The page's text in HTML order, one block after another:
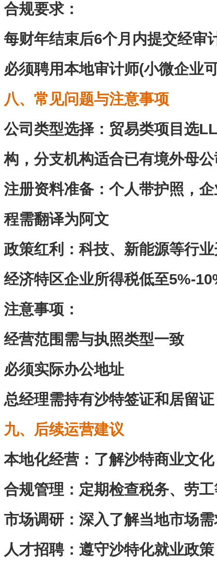
合规要求‌：
每财年结束后6个月内提交经审
必须聘用本地审计师(小微企业
八、常见问题与注意事项
公司类型选择‌：贸易类项目选
构，分支机构适合已有境外母
注册资料准备‌：个人带护照，
程需翻译为阿文
政策红利‌：科技、新能源等行
经济特区企业所得税低至5%-
注意事项‌：
经营范围需与执照类型一致
必须实际办公地址
总经理需持有沙特签证和居留证
九、后续运营建议
本地化经营‌：了解沙特商业文
合规管理‌：定期检查税务、劳
市场调研‌：深入了解当地市场
人才招聘‌：遵守沙特化就业政